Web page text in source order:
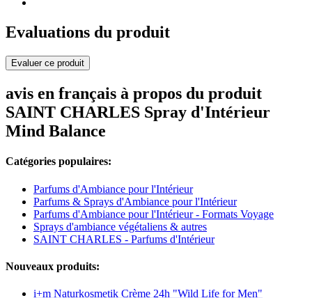
Evaluations du produit
Evaluer ce produit
avis en français à propos du produit
SAINT CHARLES Spray d'Intérieur
Mind Balance
Catégories populaires:
Parfums d'Ambiance pour l'Intérieur
Parfums & Sprays d'Ambiance pour l'Intérieur
Parfums d'Ambiance pour l'Intérieur - Formats Voyage
Sprays d'ambiance végétaliens & autres
SAINT CHARLES - Parfums d'Intérieur
Nouveaux produits:
i+m Naturkosmetik Crème 24h "Wild Life for Men"